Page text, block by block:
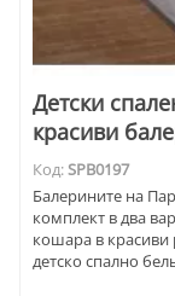
Детски
красиви
Код:SPB0197
Балерините на
комплект в два
кошара в красиви
детско спално